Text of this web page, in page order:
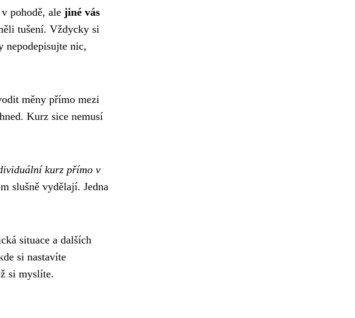
pohodě, ale jiné vás
tušení. Vždycky si
nepodepisujte nic,
měny přímo mezi
Kurz sice nemusí
kurz přímo v
slušně vydělají. Jedna
situace a dalších
si nastavíte
si myslíte.